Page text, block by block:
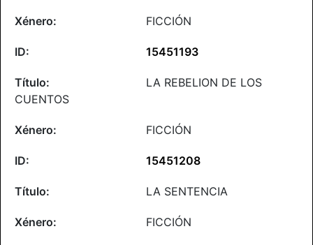
FICCIÓN
15451193
LA REBELION DE LOS
CUENTOS
FICCIÓN
15451208
LA SENTENCIA
FICCIÓN